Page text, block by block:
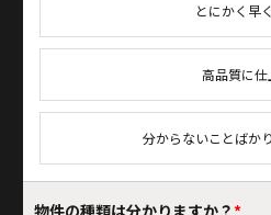
とにかく早
高品質に
分からないことばか